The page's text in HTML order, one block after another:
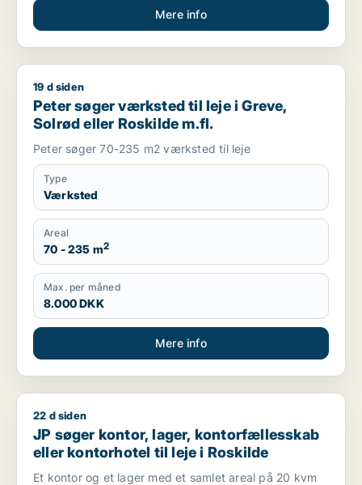
Mere info
Peter søger værksted til leje i Greve, Solrød eller Roskilde
19 d siden
Peter søger værksted til leje i Greve,
Solrød eller Roskilde m.fl.
Peter søger 70-235 m2 værksted til leje
Type
Værksted
Areal
70 - 235 m2
Max. per måned
8.000 DKK
Mere info
JP søger kontor, lager, kontorfællesskab eller kontorhotel til
22 d siden
JP søger kontor, lager, kontorfællesskab
eller kontorhotel til leje i Roskilde
Et kontor og et lager med et samlet areal på 20 kvm